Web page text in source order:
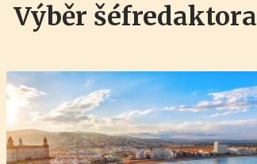
Výběr šéfredaktora